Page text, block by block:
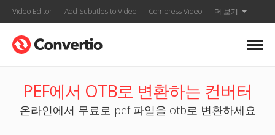
Video Editor Add Subtitles to Video Compress Video 더 보기
PEF에서 OTB로 변환하는 컨버터
온라인에서 무료로 pef 파일을 otb로 변환하세요